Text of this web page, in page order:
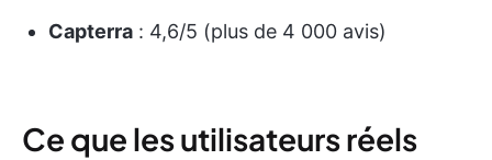
Capterra : 4,6/5 (plus de 4 000 avis)
Ce que les utilisateurs réels